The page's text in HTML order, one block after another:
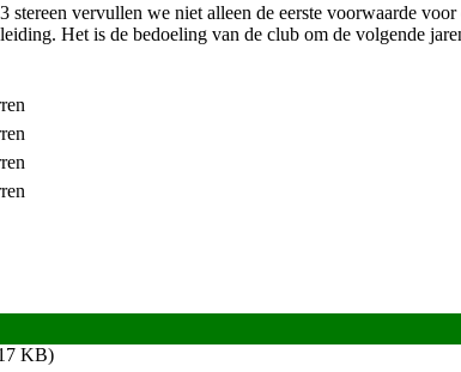
stereen vervullen we niet alleen de eerste voorwaarde
Het is de bedoeling van de club om de volgende
KB)